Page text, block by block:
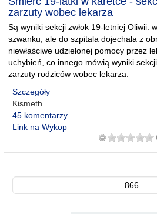
zarzuty wobec lekarza
Są wyniki sekcji zwłok 19-letniej Oliwii:
szwanku, ale do szpitala dojechała z
niewłaściwe udzielonej pomocy przez
uchybień, co innego mówią wyniki
zarzuty rodziców wobec lekarza.
Szczegóły
Kismeth
45 komentarzy
Link na Wykop
866